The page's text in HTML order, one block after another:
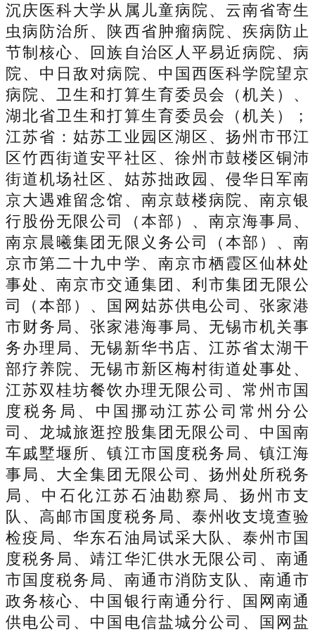
沉庆医科大学从属儿童病院、云南省寄生
虫病防治所、陕西省肿瘤病院、疾病防止
节制核心、回族自治区人平易近病院、病
院、中日敌对病院、中国西医科学院望京
病院、卫生和打算生育委员会（机关）、
湖北省卫生和打算生育委员会（机关）；
江苏省：姑苏工业园区湖区、扬州市邗江
区竹西街道安平社区、徐州市鼓楼区铜沛
街道机场社区、姑苏拙政园、侵华日军南
京大遇难留念馆、南京鼓楼病院、南京银
行股份无限公司（本部）、南京海事局、
南京晨曦集团无限义务公司（本部）、南
京市第二十九中学、南京市栖霞区仙林处
事处、南京市交通集团、利市集团无限公
司（本部）、国网姑苏供电公司、张家港
市财务局、张家港海事局、无锡市机关事
务办理局、无锡新华书店、江苏省太湖干
部疗养院、无锡市新区梅村街道处事处、
江苏双桂坊餐饮办理无限公司、常州市国
度税务局、中国挪动江苏公司常州分公
司、龙城旅逛控股集团无限公司、中国南
车戚墅堰所、镇江市国度税务局、镇江海
事局、大全集团无限公司、扬州处所税务
局、中石化江苏石油勘察局、扬州市支
队、高邮市国度税务局、泰州收支境查验
检疫局、华东石油局试采大队、泰州市国
度税务局、靖江华汇供水无限公司、南通
市国度税务局、南通市消防支队、南通市
政务核心、中国银行南通分行、国网南通
供电公司、中国电信盐城分公司、国网盐